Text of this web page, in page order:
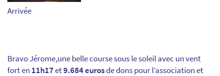
Arrivée
Bravo Jérome,une belle course sous le soleil avec un vent
fort en 11h17et9.684 eurosde dons pour l’association et